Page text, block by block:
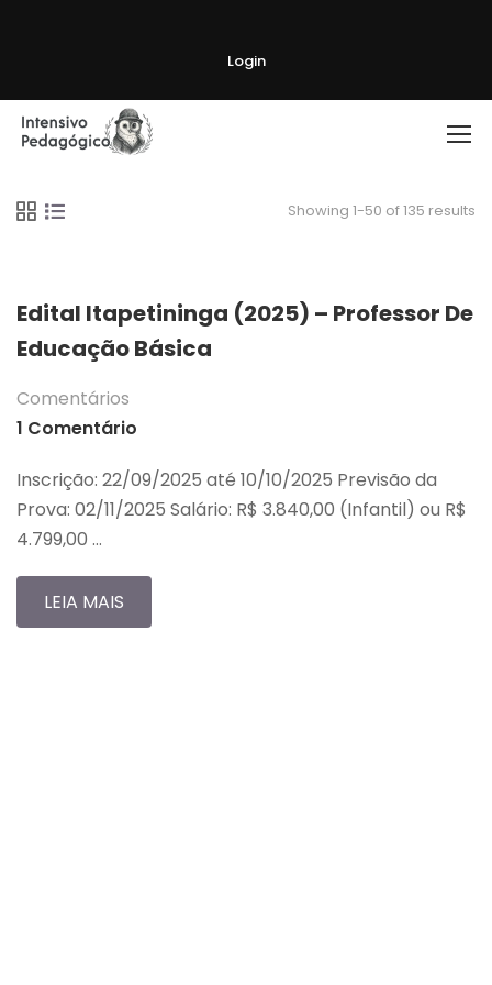
Login
Showing 1-50 of 135 results
Edital Itapetininga (2025) – Professor De
Educação Básica
Comentários
1 Comentário
Inscrição: 22/09/2025 até 10/10/2025 Previsão da
Prova: 02/11/2025 Salário: R$ 3.840,00 (Infantil) ou R$
4.799,00 …
LEIA MAIS